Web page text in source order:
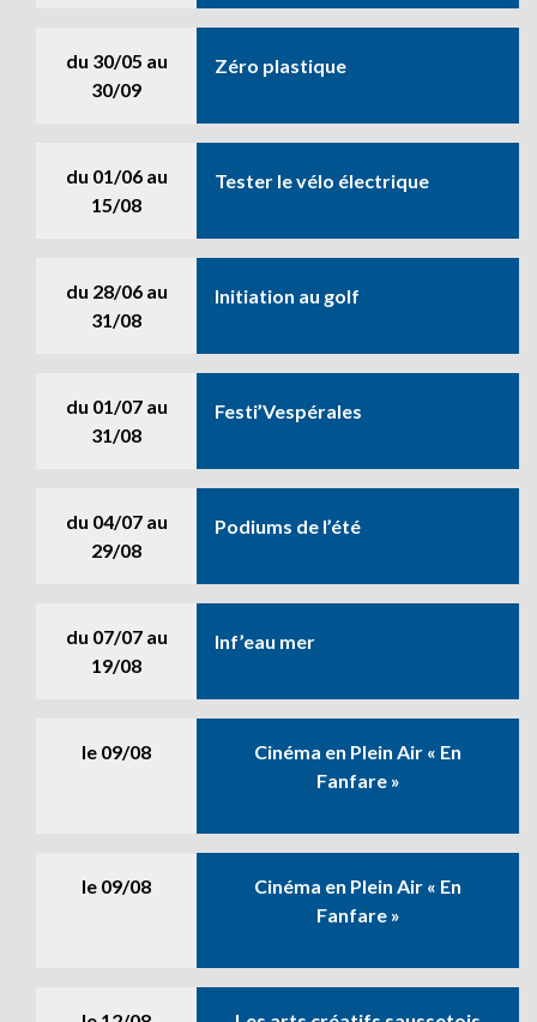
du 30/05 au
30/09
Zéro plastique
du 01/06au
15/08
Tester le vélo électrique
du 28/06au
31/08
Initiation au golf
du 01/07au
31/08
Festi’Vespérales
du 04/07au
29/08
Podiums de l’été
du 07/07au
19/08
Inf’eau mer
le 09/08
Cinéma en Plein Air « En
Fanfare »
le 09/08
Cinéma en Plein Air « En
Fanfare »